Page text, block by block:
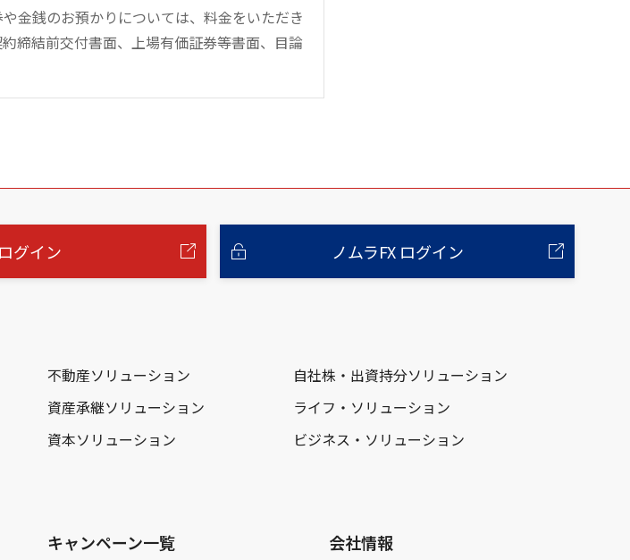
金銭のお預かりについては、料金をいただき
締結前交付書面、上場有価証券等書面、目論
ログイン ノムラFX ログイン
不動産ソリューション
自社株・出資持分ソリューション
資産承継ソリューション
ライフ・ソリューション
資本ソリューション
ビジネス・ソリューション
キャンペーン一覧
会社情報